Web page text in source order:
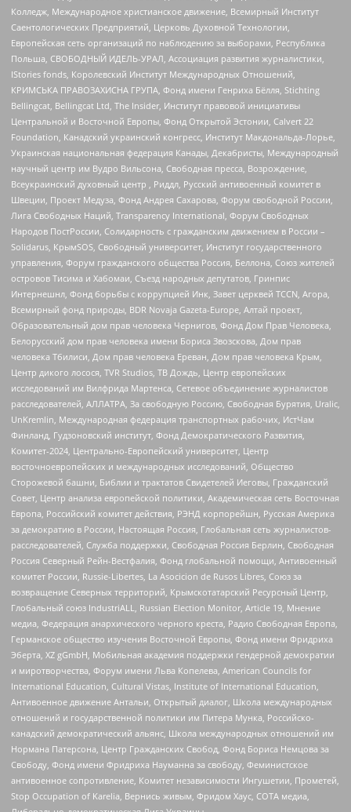
Колледж, Международное христианское движение, Всемирный Институт
Саентологических Предприятий, Церковь Духовной Технологии,
Европейская сеть организаций по наблюдению за выборами, Республика
Польша, СВОБОДНЫЙ ИДЕЛЬ-УРАЛ, Ассоциация развития журналистики,
IStories fonds, Королевский Институт Международных Отношений,
КРИМСЬКА ПРАВОЗАХИСНА ГРУПА, Фонд имени Генриха Бёлля, Stichting
Bellingcat, Bellingcat Ltd, The Insider, Институт правовой инициативы
Центральной и Восточной Европы, Фонд Открытой Эстонии, Calvert 22
Foundation, Канадский украинский конгресс, Институт Макдональда-Лорье,
Украинская национальная федерация Канады, Декабристы, Международный
научный центр им Вудро Вильсона, Свободная пресса, Возрождение,
Всеукраинский духовный центр , Риддл, Русский антивоенный комитет в
Швеции, Проект Медуза, Фонд Андрея Сахарова, Форум свободной России,
Лига Свободных Наций, Transparеncy International, Форум Свободных
Народов ПостРоссии, Солидарность с гражданским движением в России –
Solidarus, КрымSOS, Свободный университет, Институт государственного
управления, Форум гражданского общества Россия, Беллона, Союз жителей
островов Тисима и Хабомаи, Съезд народных депутатов, Гринпис
Интернешнл, Фонд борьбы с коррупцией Инк, Завет церквей TCCN, Агора,
Всемирный фонд природы, BDR Novaja Gazeta-Europe, Алтай проект,
Образовательный дом прав человека Чернигов, Фонд Дом Прав Человека,
Белорусский дом прав человека имени Бориса Звозскова, Дом прав
человека Тбилиси, Дом прав человека Ереван, Дом прав человека Крым,
Центр дикого лосося, TVR Studios, ТВ Дождь, Центр европейских
исследований им Вилфрида Мартенса, Сетевое объединение журналистов
расследователей, АЛЛАТРА, За свободную Россию, Свободная Бурятия, Uralic,
UnKremlin, Международная федерация транспортных рабочих, ИстЧам
Финланд, Гудзоновский институт, Фонд Демократического Развития,
Комитет-2024, Центрально-Европейский университет, Центр
восточноевропейских и международных исследований, Общество
Сторожевой башни, Библии и трактатов Свидетелей Иеговы, Гражданский
Совет, Центр анализа европейской политики, Академическая сеть Восточная
Европа, Российский комитет действия, РЭНД корпорейшн, Русская Америка
за демократию в России, Настоящая Россия, Глобальная сеть журналистов-
расследователей, Служба поддержки, Свободная Россия Берлин, Свободная
Россия Северный Рейн-Вестфалия, Фонд глобальной помощи, Антивоенный
комитет России, Russie-Libertes, La Asocicion de Rusos Libres, Союз за
возвращение Северных территорий, Крымскотатарский Ресурсный Центр,
Глобальный союз IndustriALL, Russian Election Monitor, Article 19, Мнение
медиа, Федерация анархического черного креста, Радио Свободная Европа,
Германское общество изучения Восточной Европы, Фонд имени Фридриха
Эберта, XZ gGmbH, Мобильная академия поддержки гендерной демократии
и миротворчества, Форум имени Льва Копелева, American Councils for
International Education, Cultural Vistas, Institute of International Education,
Антивоенное движение Антальи, Открытый диалог, Школа международных
отношений и государственной политики им Питера Мунка, Российско-
канадский демократический альянс, Школа международных отношений им
Нормана Патерсона, Центр Гражданских Свобод, Фонд Бориса Немцова за
Свободу, Фонд имени Фридриха Науманна за свободу, Феминистское
антивоенное сопротивление, Комитет независимости Ингушетии, Прометей,
Stop Occupation of Karelia, Вернись живым, Фридом Хаус, СОТА медиа,